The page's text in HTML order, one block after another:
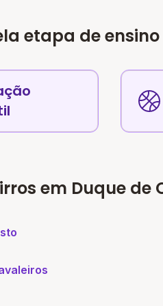
etapa de ensino
em Duque de